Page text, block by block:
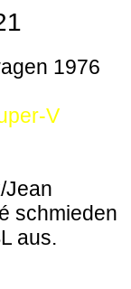
1976
V
Jean
schmieden
aus.